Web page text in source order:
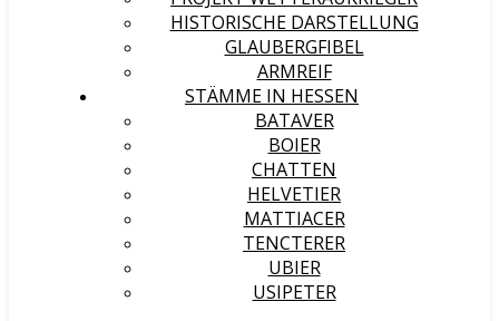
HISTORISCHE DARSTELLUNG
GLAUBERGFIBEL
ARMREIF
STÄMME IN HESSEN
BATAVER
BOIER
CHATTEN
HELVETIER
MATTIACER
TENCTERER
UBIER
USIPETER